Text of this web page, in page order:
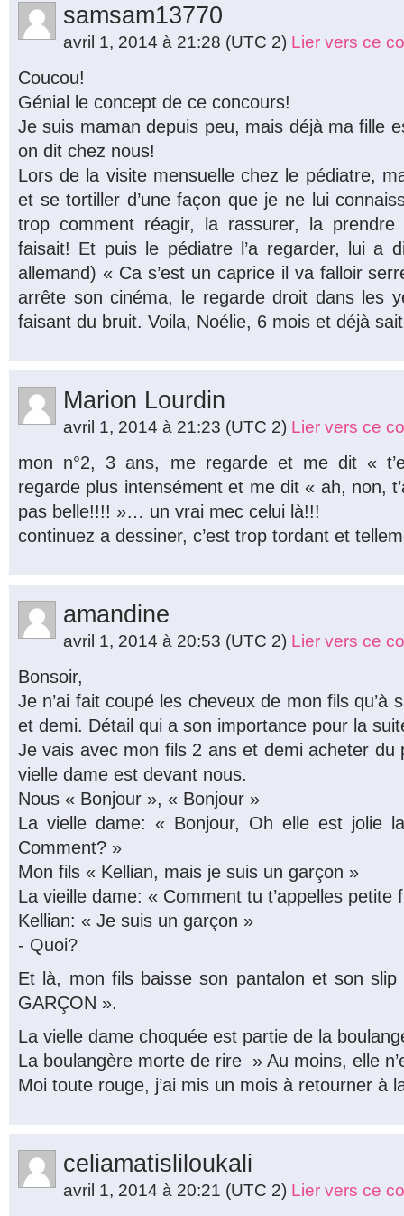
samsam13770
avril 1, 2014 à 21:28 (UTC 2) Lier vers ce
Coucou!
Génial le concept de ce concours!
Je suis maman depuis peu, mais déjà ma fille
on dit chez nous!
Lors de la visite mensuelle chez le pédiatre,
et se tortiller d’une façon que je ne lui
trop comment réagir, la rassurer, la
faisait! Et puis le pédiatre l’a regarder, lui a
allemand) « Ca s’est un caprice il va falloir
arrête son cinéma, le regarde droit dans les
faisant du bruit. Voila, Noélie, 6 mois et déjà
Marion Lourdin
avril 1, 2014 à 21:23 (UTC 2) Lier vers ce
mon n°2, 3 ans, me regarde et me dit «
regarde plus intensément et me dit « ah, non,
pas belle!!!! »… un vrai mec celui là!!!
continuez a dessiner, c’est trop tordant et
amandine
avril 1, 2014 à 20:53 (UTC 2) Lier vers ce
Bonsoir,
Je n’ai fait coupé les cheveux de mon fils qu’à
et demi. Détail qui a son importance pour la
Je vais avec mon fils 2 ans et demi acheter du
vielle dame est devant nous.
Nous « Bonjour », « Bonjour »
La vielle dame: « Bonjour, Oh elle est jolie
Comment? »
Mon fils « Kellian, mais je suis un garçon »
La vieille dame: « Comment tu t’appelles petite
Kellian: « Je suis un garçon »
- Quoi?
Et là, mon fils baisse son pantalon et son
GARÇON ».
La vielle dame choquée est partie de la
La boulangère morte de rire » Au moins, elle
Moi toute rouge, j’ai mis un mois à retourner à
celiamatisliloukali
avril 1, 2014 à 20:21 (UTC 2) Lier vers ce